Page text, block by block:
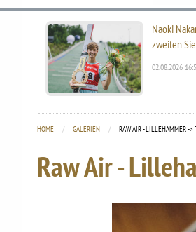
Naoki
zweiten
02.08.2026
HOME GALERIEN CURRENT:
RAW AIR - LILLEHAMMER ->
Raw Air -